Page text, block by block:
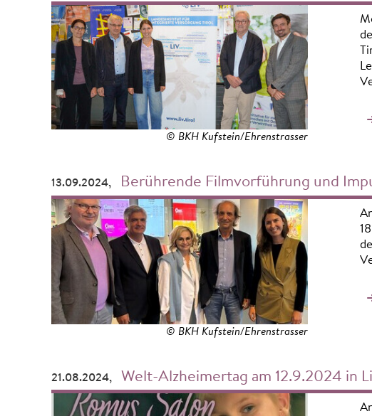
© BKH Kufstein/Ehrenstrasser
13.09.2024, Berührende Filmvorführung und Impulsvortrag anlässlich des
© BKH Kufstein/Ehrenstrasser
21.08.2024, Welt-Alzheimertag am 12.9.2024 in